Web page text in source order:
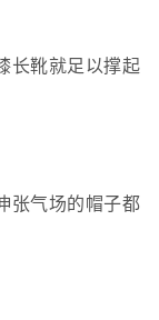
长靴就足以撑起
张气场的帽子都